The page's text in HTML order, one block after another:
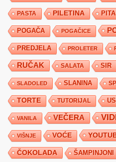
PASTA PILETINA PITA
POGAČA POGAČICE
PREDJELA PROLETER
RUČAK SALATA SIR
SLADOLED SLANINA
TORTE TUTORIJAL
VANILA VEČERA
VIŠNJE VOĆE
ČOKOLADA ŠAMPINJONI